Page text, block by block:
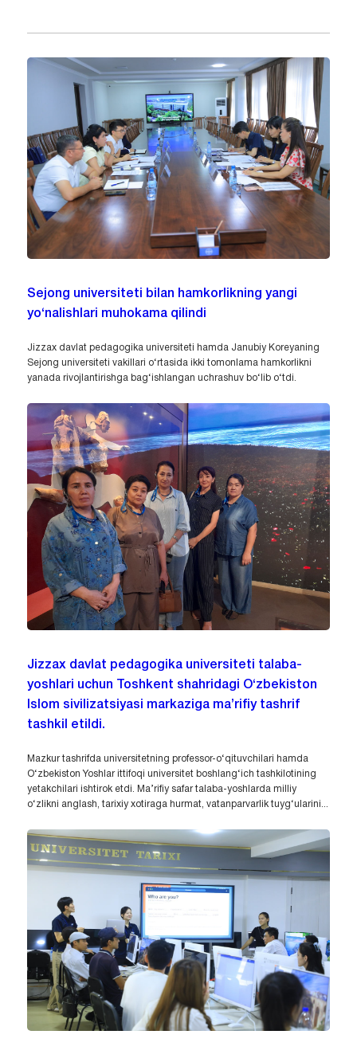
Sejong universiteti bilan hamkorlikning yangi
yo‘nalishlari muhokama qilindi
Jizzax davlat pedagogika universiteti hamda Janubiy Koreyaning
Sejong universiteti vakillari o‘rtasida ikki tomonlama hamkorlikni
yanada rivojlantirishga bag‘ishlangan uchrashuv bo‘lib o‘tdi.
Jizzax davlat pedagogika universiteti talaba-
yoshlari uchun Toshkent shahridagi O‘zbekiston
Islom sivilizatsiyasi markaziga ma’rifiy tashrif
tashkil etildi.
Mazkur tashrifda universitetning professor-o‘qituvchilari hamda
O‘zbekiston Yoshlar ittifoqi universitet boshlang‘ich tashkilotining
yetakchilari ishtirok etdi. Ma’rifiy safar talaba-yoshlarda milliy
o‘zlikni anglash, tarixiy xotiraga hurmat, vatanparvarlik tuyg‘ularini...